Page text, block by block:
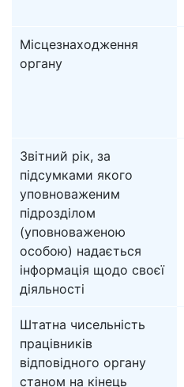
Місцезнаходження
органу
Звітний рік, за
підсумками якого
уповноваженим
підрозділом
(уповноваженою
особою) надається
інформація щодо своєї
діяльності
Штатна чисельність
працівників
відповідного органу
станом на кінець